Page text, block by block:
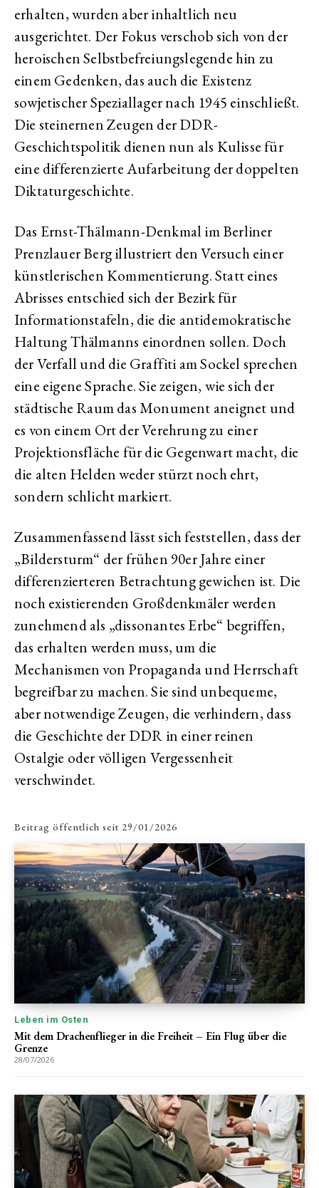
erhalten, wurden aber inhaltlich neu
ausgerichtet. Der Fokus verschob sich von der
heroischen Selbstbefreiungslegende hin zu
einem Gedenken, das auch die Existenz
sowjetischer Speziallager nach 1945 einschließt.
Die steinernen Zeugen der DDR-
Geschichtspolitik dienen nun als Kulisse für
eine differenzierte Aufarbeitung der doppelten
Diktaturgeschichte.
Das Ernst-Thälmann-Denkmal im Berliner
Prenzlauer Berg illustriert den Versuch einer
künstlerischen Kommentierung. Statt eines
Abrisses entschied sich der Bezirk für
Informationstafeln, die die antidemokratische
Haltung Thälmanns einordnen sollen. Doch
der Verfall und die Graffiti am Sockel sprechen
eine eigene Sprache. Sie zeigen, wie sich der
städtische Raum das Monument aneignet und
es von einem Ort der Verehrung zu einer
Projektionsfläche für die Gegenwart macht, die
die alten Helden weder stürzt noch ehrt,
sondern schlicht markiert.
Zusammenfassend lässt sich feststellen, dass der
„Bildersturm“ der frühen 90er Jahre einer
differenzierteren Betrachtung gewichen ist. Die
noch existierenden Großdenkmäler werden
zunehmend als „dissonantes Erbe“ begriffen,
das erhalten werden muss, um die
Mechanismen von Propaganda und Herrschaft
begreifbar zu machen. Sie sind unbequeme,
aber notwendige Zeugen, die verhindern, dass
die Geschichte der DDR in einer reinen
Ostalgie oder völligen Vergessenheit
verschwindet.
Beitrag öffentlich seit 29/01/2026
Leben im Osten
Mit dem Drachenflieger in die Freiheit – Ein Flug über die
Grenze
28/07/2026